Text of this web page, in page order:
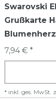
Swarovski
Grußkarte
Blumenherz
7,94 € *
* inkl. ges. MwSt.